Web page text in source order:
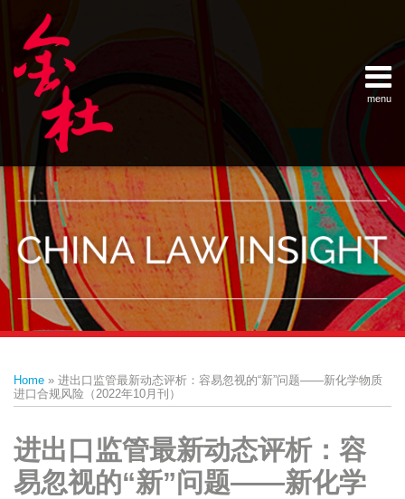
content
menu
Home
- 关于
金杜
Services
- 专业领
域
Contact
- 联系
我们
English
Example Link
China Banking Regulatory
China Insurance Regulatory
China Securities Regulatory
General Administration of Customs
Ministry of Commerce
National Development and Reform
Pacific Rim Advisory Council
State Administration for Industry &
State Administration of Foreign
Supreme People’s Court
World Law Group
RSS
LinkedIn
Weibo
Home » 进出口监管最新动态评析：容易忽视的“新”问题——新化学物质
进口合规风险（2022年10月刊）
进出口监管最新动态评析：容
易忽视的“新”问题——新化学
this
post
this
post
this
post
this
post
LinkedIn